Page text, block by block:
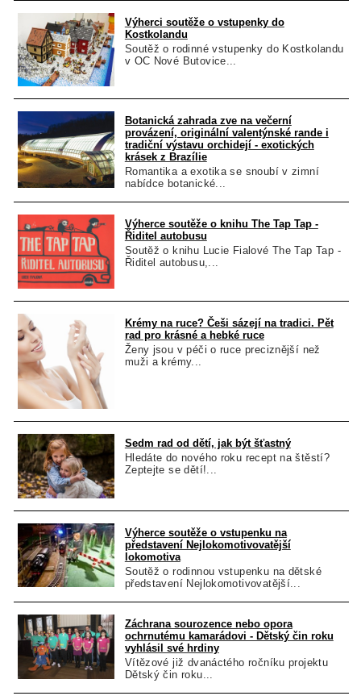
Výherci soutěže o vstupenky do
Kostkolandu
Soutěž o rodinné vstupenky do Kostkolandu
v OC Nové Butovice...
Botanická zahrada zve na večerní
provázení, originální valentýnské rande i
tradiční výstavu orchidejí - exotických
krásek z Brazílie
Romantika a exotika se snoubí v zimní
nabídce botanické...
Výherce soutěže o knihu The Tap Tap -
Řiditel autobusu
Soutěž o knihu Lucie Fialové The Tap Tap -
Řiditel autobusu,...
Krémy na ruce? Češi sázejí na tradici. Pět
rad pro krásné a hebké ruce
Ženy jsou v péči o ruce preciznější než
muži a krémy...
Sedm rad od dětí, jak být šťastný
Hledáte do nového roku recept na štěstí?
Zeptejte se dětí!...
Výherce soutěže o vstupenku na
představení Nejlokomotivovatější
lokomotiva
Soutěž o rodinnou vstupenku na dětské
představení Nejlokomotivovatější...
Záchrana sourozence nebo opora
ochrnutému kamarádovi - Dětský čin roku
vyhlásil své hrdiny
Vítězové již dvanáctého ročníku projektu
Dětský čin roku...